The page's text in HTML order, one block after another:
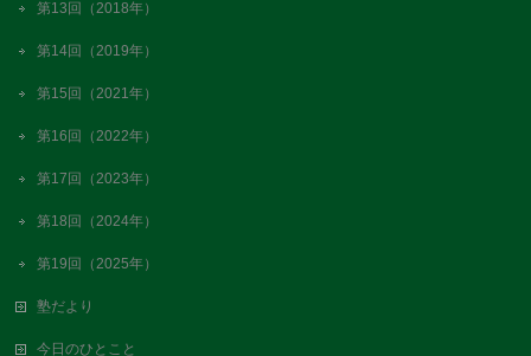
第13回（2018年）
第14回（2019年）
第15回（2021年）
第16回（2022年）
第17回（2023年）
第18回（2024年）
第19回（2025年）
塾だより
今日のひとこと